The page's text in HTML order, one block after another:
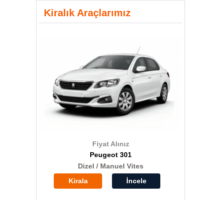
Kiralık Araçlarımız
Fiyat Alınız
Peugeot 301
Dizel / Manuel Vites
Kirala
İncele